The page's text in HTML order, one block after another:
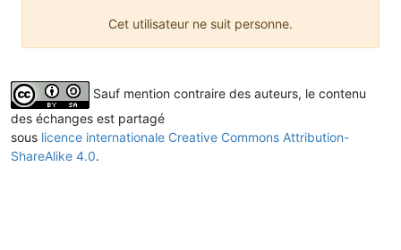
Cet utilisateur ne suit personne.
Sauf mention contraire des auteurs, le contenu
des échanges est partagé
sous licence internationale Creative Commons Attribution-
ShareAlike 4.0.